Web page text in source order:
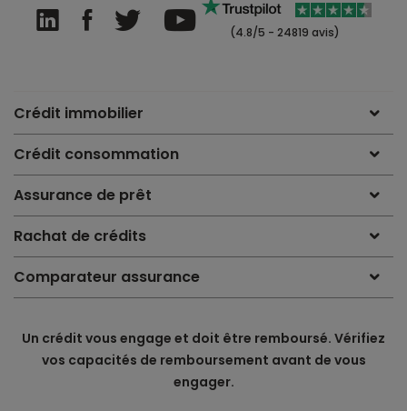
(4.8/5 - 24819 avis)
Crédit immobilier
Crédit consommation
Assurance de prêt
Rachat de crédits
Comparateur assurance
Un crédit vous engage et doit être remboursé. Vérifiez
vos capacités de remboursement avant de vous
engager.